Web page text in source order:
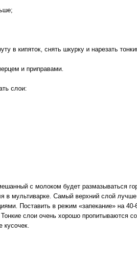
в кипяток, снять шкурку и нарезать
и приправами.
слои:
с молоком будет размазываться
в мультиварке. Самый верхний слой
Поставить в режим «запекание» на 40-
слои очень хорошо пропитываются